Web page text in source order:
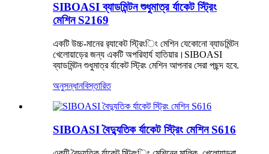
SIBOASI ব্যাডমিন্টন শুধুমাত্র র্যাকেট স্ট্রিং
মেশিন S2169
একটি উচ্চ-মানের র‌্যাকেট স্ট্রিংিং মেশিন যেকোনো ব্যাডমিন্টন
খেলোয়াড়ের জন্য একটি অপরিহার্য হাতিয়ার।SIBOASI
ব্যাডমিন্টন শুধুমাত্র র্যাকেট স্ট্রিং মেশিন আপনার সেরা পছন্দ হবে.
অনুসন্ধানবিস্তারিত
SIBOASI বৈদ্যুতিক র্যাকেট স্ট্রিং মেশিন S616